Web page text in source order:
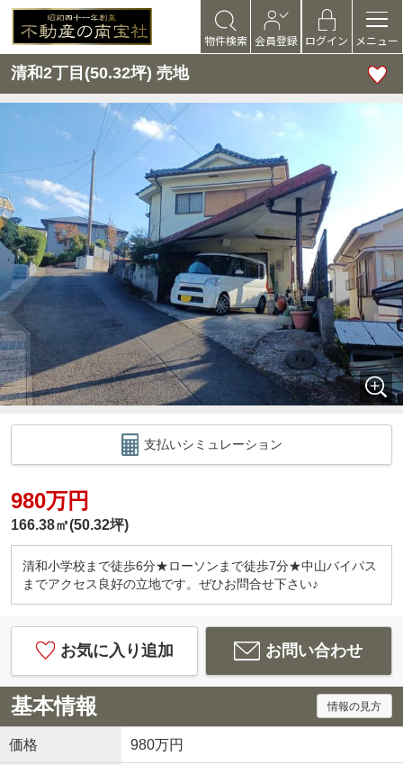
物件検索 会員登録 ログイン メニュー
清和2丁目(50.32坪) 売地
支払いシミュレーション
980万円
166.38㎡(50.32坪)
清和小学校まで徒歩6分★ローソンまで徒歩7分★中山バイパス
までアクセス良好の立地です。ぜひお問合せ下さい♪
お気に入り追加 お問い合わせ
基本情報 情報の見方
価格 980万円